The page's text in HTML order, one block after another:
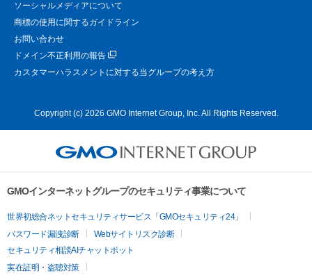
ソーシャルメディアについて
商標の使用に関するガイドライン
お問い合わせ
ドメイン不正利用の報告
カスタマーハラスメントに対する当グループの考え方
Copyright (c) 2026 GMO Internet Group, Inc. All Rights Reserved.
GMOインターネットグループのセキュリティ事業について
世界初総合ネットセキュリティサービス「GMOセキュリティ24」
パスワード漏洩診断
Webサイトリスク診断
セキュリティ相談AIチャットボット
実在証明・盗聴対策